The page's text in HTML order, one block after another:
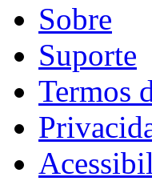
Sobre
Suporte
Termos